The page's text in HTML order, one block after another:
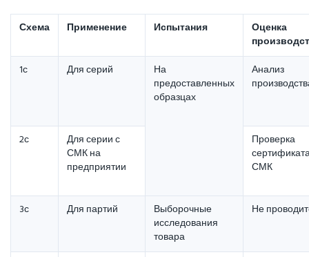
Схема Применение Испытания
Оценка
1с
Для серий
На
предоставленных
образцах
Анализ
2с
Для серии с
СМК на
предприятии
Проверка
СМК
3с Для партий
Выборочные
исследования
товара
Не